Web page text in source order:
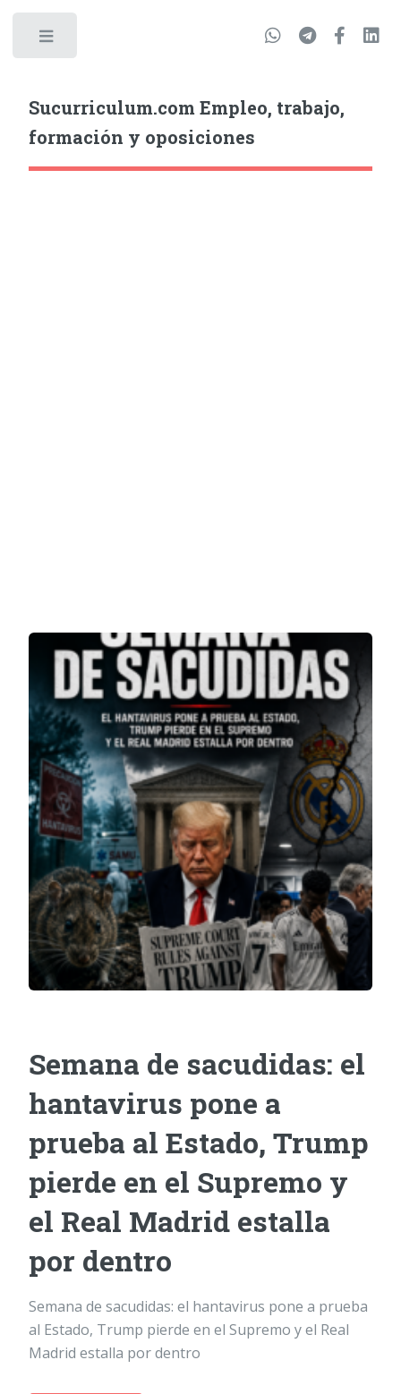
Sucurriculum.com Empleo, trabajo,
formación y oposiciones
Semana de sacudidas: el
hantavirus pone a
prueba al Estado, Trump
pierde en el Supremo y
el Real Madrid estalla
por dentro
Semana de sacudidas: el hantavirus pone a prueba
al Estado, Trump pierde en el Supremo y el Real
Madrid estalla por dentro